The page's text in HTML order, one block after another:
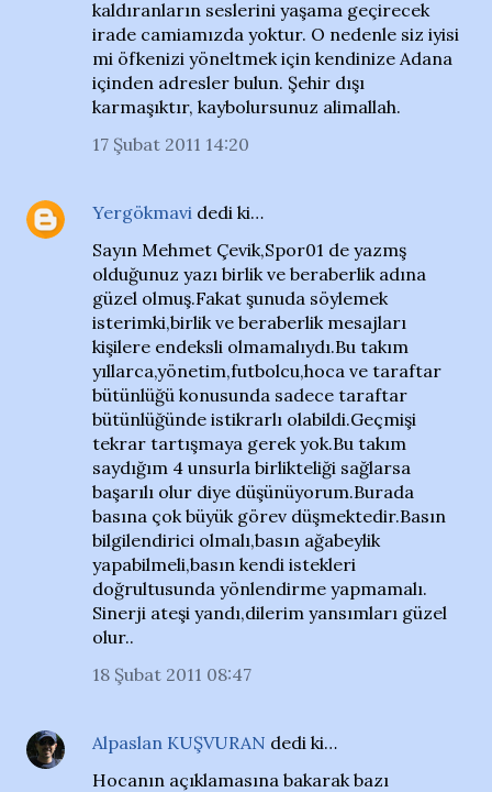
kaldıranların seslerini yaşama geçirecek
irade camiamızda yoktur. O nedenle siz iyisi
mi öfkenizi yöneltmek için kendinize Adana
içinden adresler bulun. Şehir dışı
karmaşıktır, kaybolursunuz alimallah.
17 Şubat 2011 14:20
Yergökmavi dedi ki…
Sayın Mehmet Çevik,Spor01 de yazmş
olduğunuz yazı birlik ve beraberlik adına
güzel olmuş.Fakat şunuda söylemek
isterimki,birlik ve beraberlik mesajları
kişilere endeksli olmamalıydı.Bu takım
yıllarca,yönetim,futbolcu,hoca ve taraftar
bütünlüğü konusunda sadece taraftar
bütünlüğünde istikrarlı olabildi.Geçmişi
tekrar tartışmaya gerek yok.Bu takım
saydığım 4 unsurla birlikteliği sağlarsa
başarılı olur diye düşünüyorum.Burada
basına çok büyük görev düşmektedir.Basın
bilgilendirici olmalı,basın ağabeylik
yapabilmeli,basın kendi istekleri
doğrultusunda yönlendirme yapmamalı.
Sinerji ateşi yandı,dilerim yansımları güzel
olur..
18 Şubat 2011 08:47
Alpaslan KUŞVURAN dedi ki…
Hocanın açıklamasına bakarak bazı